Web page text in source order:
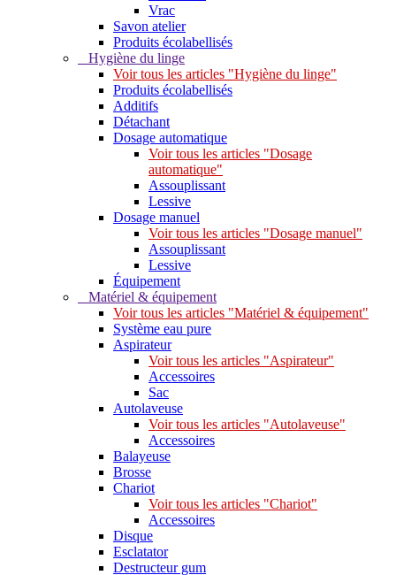
Vrac
Savon atelier
Produits écolabellisés
Hygiène du linge
Voir tous les articles "Hygiène du linge"
Produits écolabellisés
Additifs
Détachant
Dosage automatique
Voir tous les articles "Dosage
automatique"
Assouplissant
Lessive
Dosage manuel
Voir tous les articles "Dosage manuel"
Assouplissant
Lessive
Équipement
Matériel & équipement
Voir tous les articles "Matériel & équipement"
Système eau pure
Aspirateur
Voir tous les articles "Aspirateur"
Accessoires
Sac
Autolaveuse
Voir tous les articles "Autolaveuse"
Accessoires
Balayeuse
Brosse
Chariot
Voir tous les articles "Chariot"
Accessoires
Disque
Esclatator
Destructeur gum